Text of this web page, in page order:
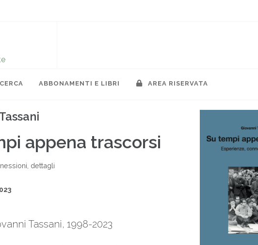
CERCA ABBONAMENTI E LIBRI AREA RISERVATA
appena trascorsi
dettagli
Tassani, 1998-2023